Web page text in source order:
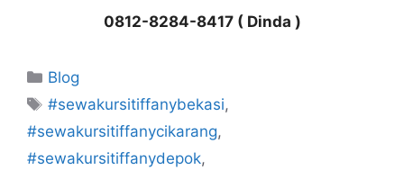
0812-8284-8417 ( Dinda )
Kategori
Blog
Tag
#sewakursitiffanybekasi,
#sewakursitiffanycikarang,
#sewakursitiffanydepok,